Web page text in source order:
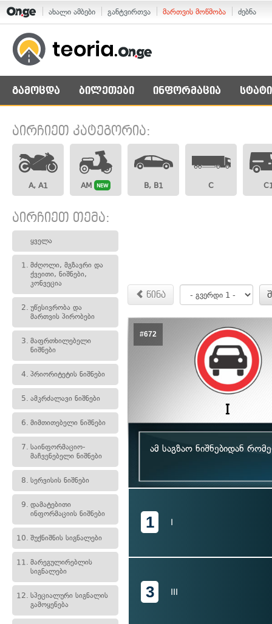
ახალი ამბები განტვირთვა მართვის მოწმობა ძებნა
გამოცდა ბილეთები ინფორმაცია
აირჩიეთ კატეგორია:
A, A1 AM NEW B, B1 C
აირჩიეთ თემა:
ყველა
1. მძღოლი, მგზავრი და
ქვეითი, ნიშნები,
კონვეცია
2. უწესივრობა და
მართვის პირობები
3. მაფრთხილებელი
ნიშნები
4. პრიორიტეტის ნიშნები
5. ამკრძალავი ნიშნები
6. მიმთითებელი ნიშნები
7. საინფორმაციო-
მაჩვენებელი ნიშნები
8. სერვისის ნიშნები
9. დამატებითი
ინფორმაციის ნიშნები
10. შუქნიშნის სიგნალები
11. მარეგულირებლის
სიგნალები
12. სპეციალური სიგნალის
გამოყენება
წინა
#672
ამ საგზაო ნიშნებიდან
1 I
3 III